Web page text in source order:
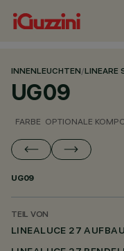
INNENLEUCHTEN/LINEARE
UG09
FARBE OPTIONALE
UG09
TEIL VON
LINEALUCE 27